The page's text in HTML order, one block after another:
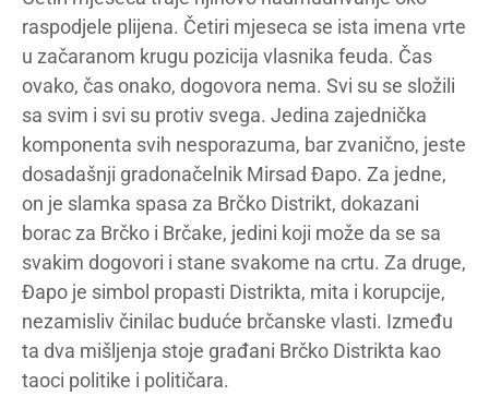
raspodjele plijena. Četiri mjeseca se ista imena vrte
u začaranom krugu pozicija vlasnika feuda. Čas
ovako, čas onako, dogovora nema. Svi su se složili
sa svim i svi su protiv svega. Jedina zajednička
komponenta svih nesporazuma, bar zvanično, jeste
dosadašnji gradonačelnik Mirsad Đapo. Za jedne,
on je slamka spasa za Brčko Distrikt, dokazani
borac za Brčko i Brčake, jedini koji može da se sa
svakim dogovori i stane svakome na crtu. Za druge,
Đapo je simbol propasti Distrikta, mita i korupcije,
nezamisliv činilac buduće brčanske vlasti. Između
ta dva mišljenja stoje građani Brčko Distrikta kao
taoci politike i političara.